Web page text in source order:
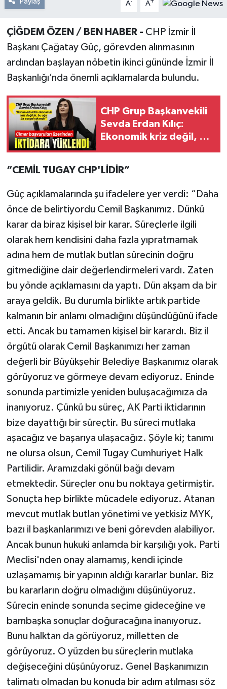
A A
ÇİĞDEM ÖZEN / BEN HABER - CHP İzmir İl
Başkanı Çağatay Güç, görevden alınmasının
ardından başlayan nöbetin ikinci gününde İzmir İl
Başkanlığı’nda önemli açıklamalarda bulundu.
CHP Grup Başkanvekili
Sevda Erdan Kılıç:
Ekonomik kriz değil, bu
“CEMİL TUGAY CHP'LİDİR”
Güç açıklamalarında şu ifadelere yer verdi: “Daha
önce de belirtiyordu Cemil Başkanımız. Dünkü
karar da biraz kişisel bir karar. Süreçlerle ilgili
olarak hem kendisini daha fazla yıpratmamak
adına hem de mutlak butlan sürecinin doğru
gitmediğine dair değerlendirmeleri vardı. Zaten
bu yönde açıklamasını da yaptı. Dün akşam da bir
araya geldik. Bu durumla birlikte artık partide
kalmanın bir anlamı olmadığını düşündüğünü ifade
etti. Ancak bu tamamen kişisel bir karardı. Biz il
örgütü olarak Cemil Başkanımızı her zaman
değerli bir Büyükşehir Belediye Başkanımız olarak
görüyoruz ve görmeye devam ediyoruz. Eninde
sonunda partimizle yeniden buluşacağımıza da
inanıyoruz. Çünkü bu süreç, AK Parti iktidarının
bize dayattığı bir süreçtir. Bu süreci mutlaka
aşacağız ve başarıya ulaşacağız. Şöyle ki; tanımı
ne olursa olsun, Cemil Tugay Cumhuriyet Halk
Partilidir. Aramızdaki gönül bağı devam
etmektedir. Süreçler onu bu noktaya getirmiştir.
Sonuçta hep birlikte mücadele ediyoruz. Atanan
mevcut mutlak butlan yönetimi ve yetkisiz MYK,
bazı il başkanlarımızı ve beni görevden alabiliyor.
Ancak bunun hukuki anlamda bir karşılığı yok. Parti
Meclisi'nden onay alamamış, kendi içinde
uzlaşamamış bir yapının aldığı kararlar bunlar. Biz
bu kararların doğru olmadığını düşünüyoruz.
Sürecin eninde sonunda seçime gideceğine ve
bambaşka sonuçlar doğuracağına inanıyoruz.
Bunu halktan da görüyoruz, milletten de
görüyoruz. O yüzden bu süreçlerin mutlaka
değişeceğini düşünüyoruz. Genel Başkanımızın
talimatı olmadan bu konuda bir adım atılması söz